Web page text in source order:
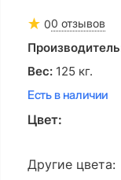
00 отзывов
Вес: 125 кг.
Есть в наличии
Цвет:
Другие цвета: